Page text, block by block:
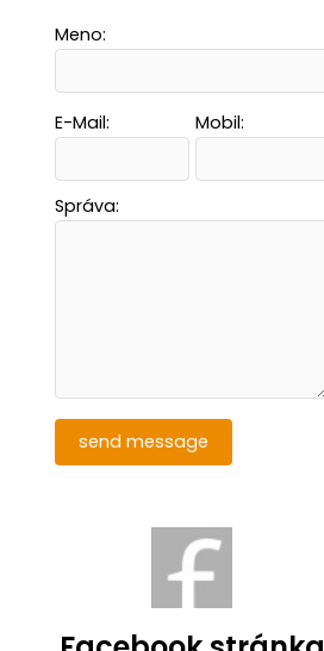
Meno:
E-Mail: Mobil:
Správa: